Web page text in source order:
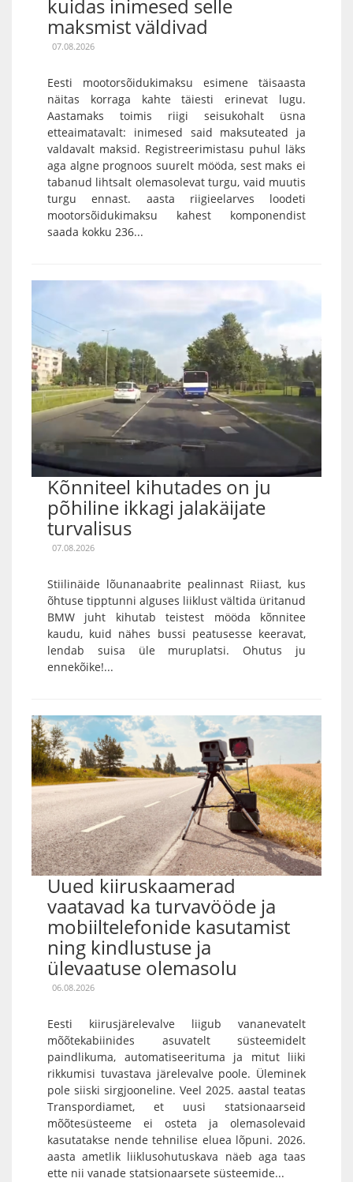
kuidas inimesed selle
maksmist väldivad
07.08.2026
Eesti mootorsõidukimaksu esimene täisaasta
näitas korraga kahte täiesti erinevat lugu.
Aastamaks toimis riigi seisukohalt üsna
etteaimatavalt: inimesed said maksuteated ja
valdavalt maksid. Registreerimistasu puhul läks
aga algne prognoos suurelt mööda, sest maks ei
tabanud lihtsalt olemasolevat turgu, vaid muutis
turgu ennast. aasta riigieelarves loodeti
mootorsõidukimaksu kahest komponendist
saada kokku 236...
Kõnniteel kihutades on ju
põhiline ikkagi jalakäijate
turvalisus
07.08.2026
Stiilinäide lõunanaabrite pealinnast Riiast, kus
õhtuse tipptunni alguses liiklust vältida üritanud
BMW juht kihutab teistest mööda kõnnitee
kaudu, kuid nähes bussi peatusesse keeravat,
lendab suisa üle muruplatsi. Ohutus ju
ennekõike!...
Uued kiiruskaamerad
vaatavad ka turvavööde ja
mobiiltelefonide kasutamist
ning kindlustuse ja
ülevaatuse olemasolu
06.08.2026
Eesti kiirusjärelevalve liigub vananevatelt
mõõtekabiinides asuvatelt süsteemidelt
paindlikuma, automatiseerituma ja mitut liiki
rikkumisi tuvastava järelevalve poole. Üleminek
pole siiski sirgjooneline. Veel 2025. aastal teatas
Transpordiamet, et uusi statsionaarseid
mõõtesüsteeme ei osteta ja olemasolevaid
kasutatakse nende tehnilise eluea lõpuni. 2026.
aasta ametlik liiklusohutuskava näeb aga taas
ette nii vanade statsionaarsete süsteemide...